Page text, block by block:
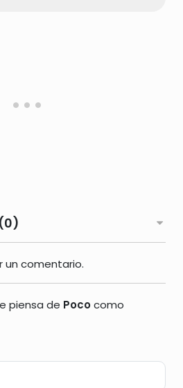
un comentario.
piensa de Pococomo